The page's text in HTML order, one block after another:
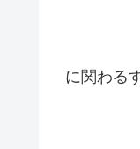
に関わる